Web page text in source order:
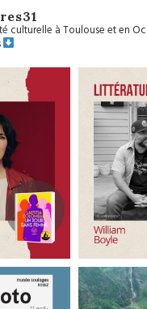
culturelle à Toulouse et en